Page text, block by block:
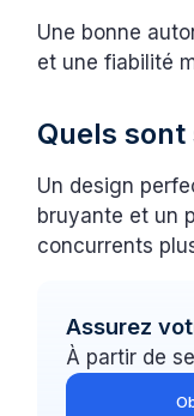
Une bonne
et une fiabilité
Quels
Un design
bruyante et un
concurrents
Assurez
À partir de